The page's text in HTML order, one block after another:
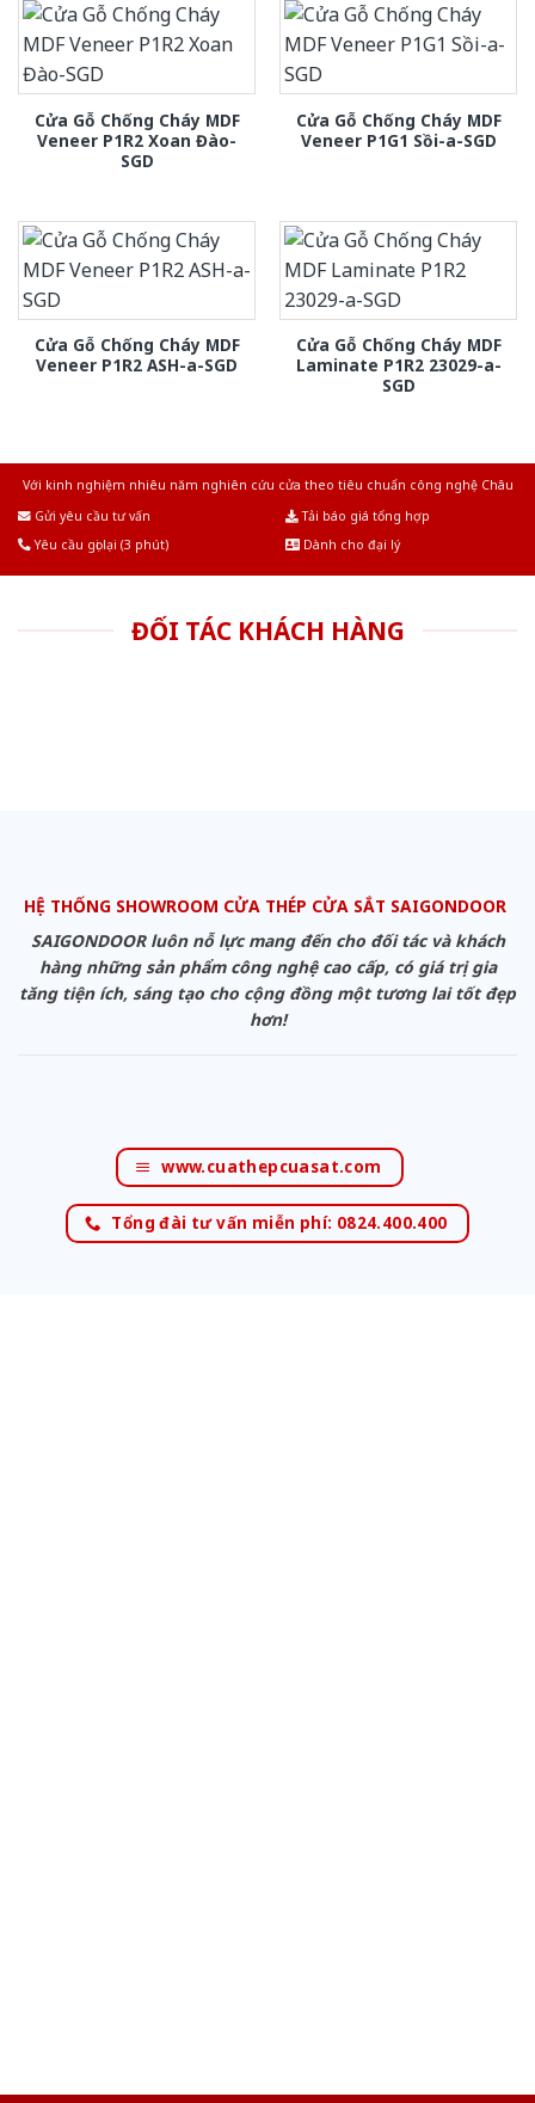
Cửa Gỗ Chống Cháy MDF
Veneer P1R2 Xoan Đào-
SGD
Cửa Gỗ Chống Cháy MDF
Veneer P1G1 Sồi-a-SGD
Cửa Gỗ Chống Cháy MDF
Veneer P1R2 ASH-a-SGD
Cửa Gỗ Chống Cháy MDF
Laminate P1R2 23029-a-
SGD
Với kinh nghiệm nhiêu năm nghiên cứu cửa theo tiêu chuẩn công nghệ Châu
Gửi yêu cầu tư vấn
Tải báo giá tổng hợp
Yêu cầu gọi lại (3 phút)
Dành cho đại lý
ĐỐI TÁC KHÁCH HÀNG
HỆ THỐNG SHOWROOM CỬA THÉP CỬA SẮT SAIGONDOOR
SAIGONDOOR luôn nỗ lực mang đến cho đối tác và khách
hàng những sản phẩm công nghệ cao cấp, có giá trị gia
tăng tiện ích, sáng tạo cho cộng đồng một tương lai tốt đẹp
hơn!
www.cuathepcuasat.com
Tổng đài tư vấn miễn phí: 0824.400.400